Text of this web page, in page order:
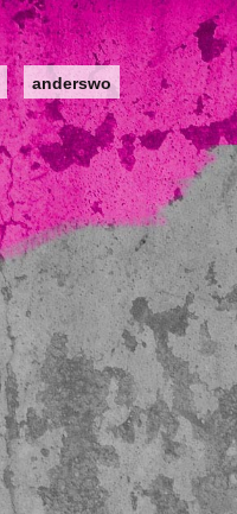
anderswo